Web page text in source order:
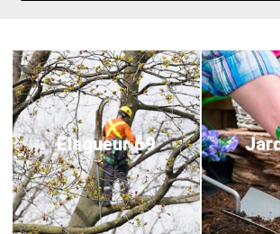
Elagueur 69